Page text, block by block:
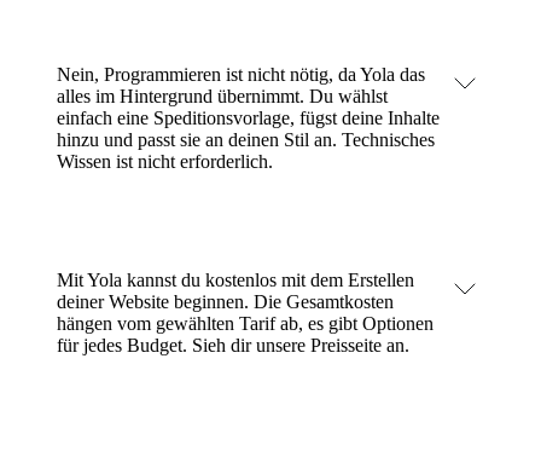
Nein, Programmieren ist nicht nötig, da Yola das
alles im Hintergrund übernimmt. Du wählst
einfach eine Speditionsvorlage, fügst deine Inhalte
hinzu und passt sie an deinen Stil an. Technisches
Wissen ist nicht erforderlich.
Mit Yola kannst du kostenlos mit dem Erstellen
deiner Website beginnen. Die Gesamtkosten
hängen vom gewählten Tarif ab, es gibt Optionen
für jedes Budget. Sieh dir unsere Preisseite an.